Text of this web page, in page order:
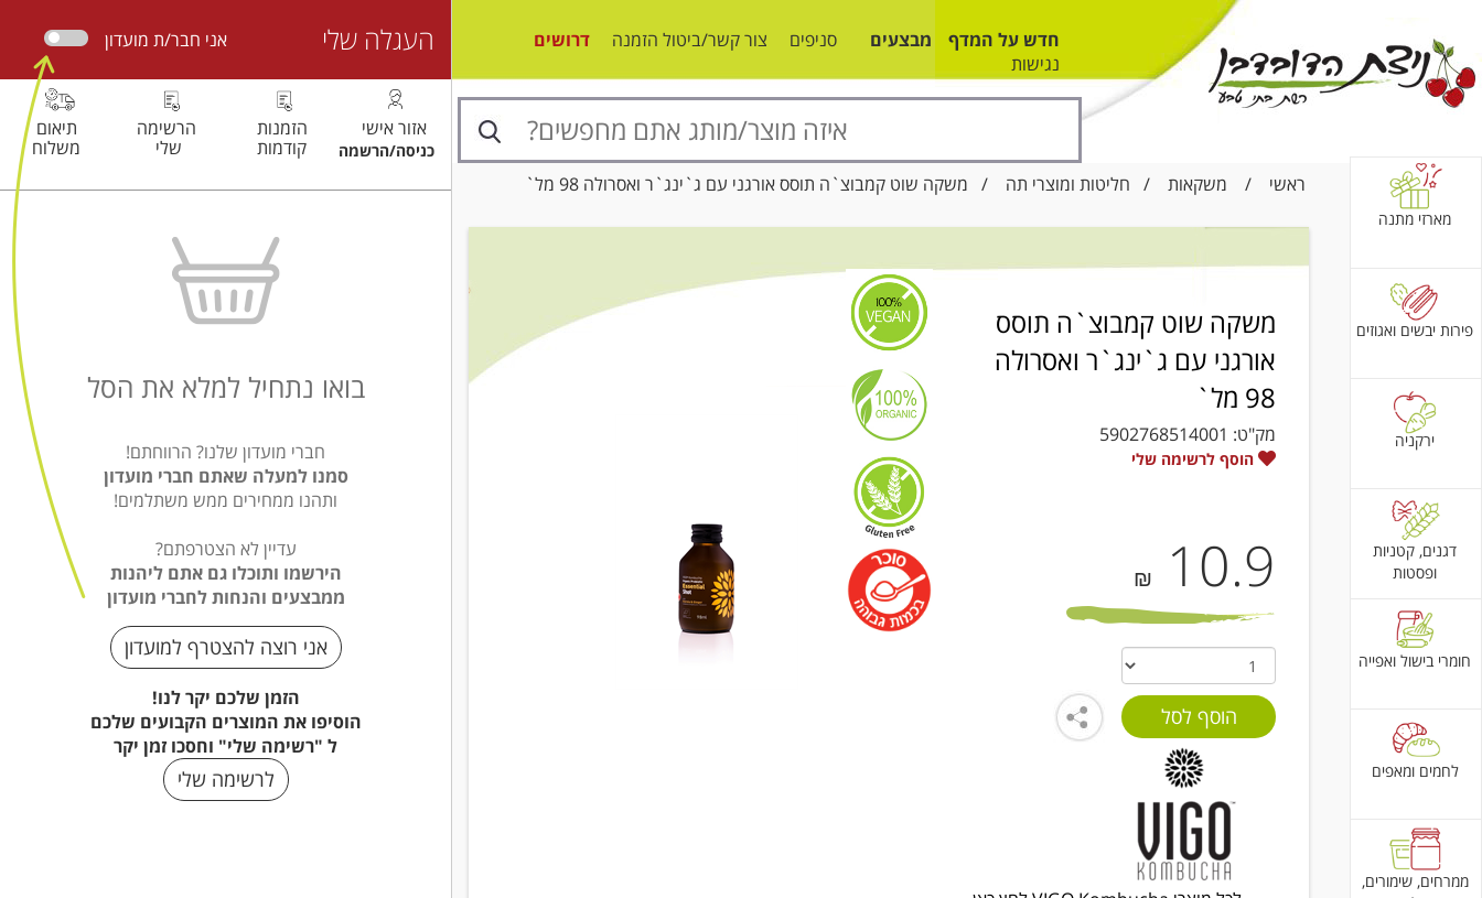
חדש על המדף מבצעים סניפים צור קשר/ביטול הזמנה
דרושים
נגישות
ראשי / משקאות / חליטות ומוצרי תה / משקה שוט קמבוצ`ה תוסס אורגני עם ג`ינג`ר ואסרולה 98 מל`
מארזי מתנה
פירות יבשים ואגוזים
ירקניה
דגנים, קטניות
ופסטות
חומרי בישול ואפייה
לחמים ומאפים
ממרחים, שימורים,
משקה שוט קמבוצ`ה תוסס
אורגני עם ג`ינג`ר ואסרולה
98 מל`
מק"ט: 5902768514001
הוסף לרשימה שלי
10.9
₪